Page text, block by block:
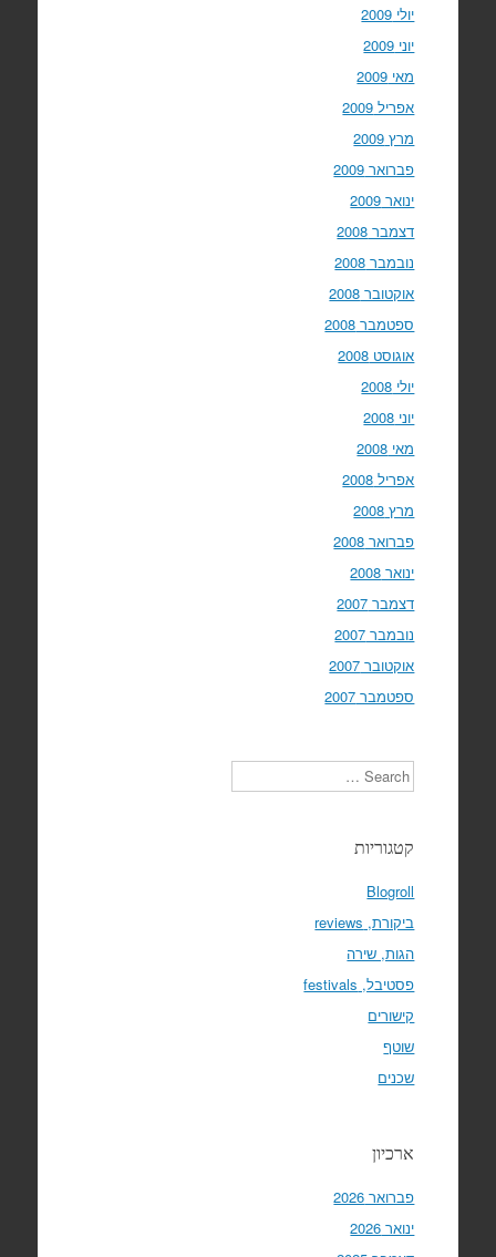
יולי 2009
יוני 2009
מאי 2009
אפריל 2009
מרץ 2009
פברואר 2009
ינואר 2009
דצמבר 2008
נובמבר 2008
אוקטובר 2008
ספטמבר 2008
אוגוסט 2008
יולי 2008
יוני 2008
מאי 2008
אפריל 2008
מרץ 2008
פברואר 2008
ינואר 2008
דצמבר 2007
נובמבר 2007
אוקטובר 2007
ספטמבר 2007
Search
קטגוריות
Blogroll
ביקורת, reviews
הגות, שירה
פסטיבל, festivals
קישורים
שוטף
שכנים
ארכיון
פברואר 2026
ינואר 2026